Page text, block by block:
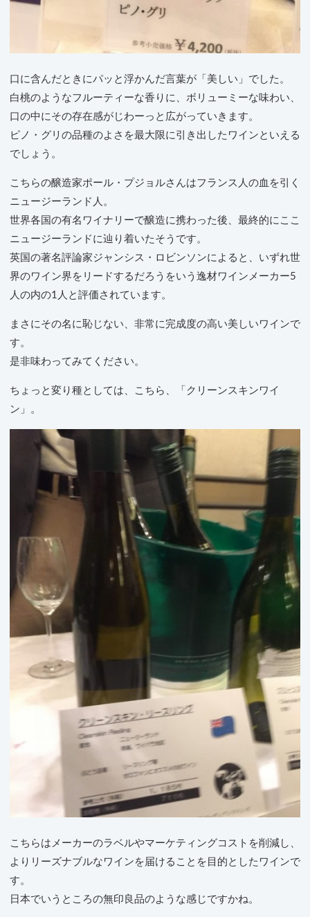
口に含んだときにパッと浮かんだ言葉が「美しい」でした。
白桃のようなフルーティーな香りに、ボリューミーな味わい、
口の中にその存在感がじわーっと広がっていきます。
ピノ・グリの品種のよさを最大限に引き出したワインといえる
でしょう。
こちらの醸造家ポール・プジョルさんはフランス人の血を引く
ニュージーランド人。
世界各国の有名ワイナリーで醸造に携わった後、最終的にここ
ニュージーランドに辿り着いたそうです。
英国の著名評論家ジャンシス・ロビンソンによると、いずれ世
界のワイン界をリードするだろうをいう逸材ワインメーカー5
人の内の1人と評価されています。
まさにその名に恥じない、非常に完成度の高い美しいワインで
す。
是非味わってみてください。
ちょっと変り種としては、こちら、「クリーンスキンワイ
ン」。
こちらはメーカーのラベルやマーケティングコストを削減し、
よりリーズナブルなワインを届けることを目的としたワインで
す。
日本でいうところの無印良品のような感じですかね。